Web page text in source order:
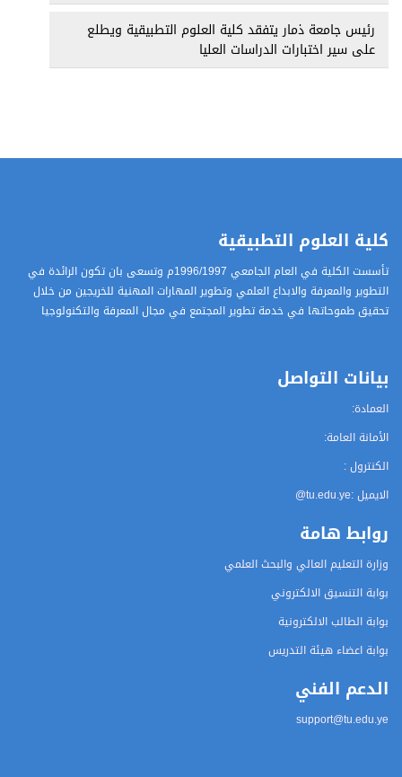
رئيس جامعة ذمار يتفقد كلية العلوم التطبيقية ويطلع
على سير اختبارات الدراسات العليا
كلية العلوم التطبيقية
تأسست الكلية في العام الجامعي 1996/1997م وتسعى بان تكون الرائدة في
التطوير والمعرفة والابداع العلمي وتطوير المهارات المهنية للخريجين من خلال
تحقيق طموحاتها في خدمة تطوير المجتمع في مجال المعرفة والتكنولوجيا
بيانات التواصل
العمادة:
الأمانة العامة:
الكنترول :
الايميل :@tu.edu.ye
روابط هامة
وزارة التعليم العالي والبحث العلمي
بوابة التنسيق الالكتروني
بوابة الطالب الالكترونية
بوابة اعضاء هيئة التدريس
الدعم الفني
support@tu.edu.ye